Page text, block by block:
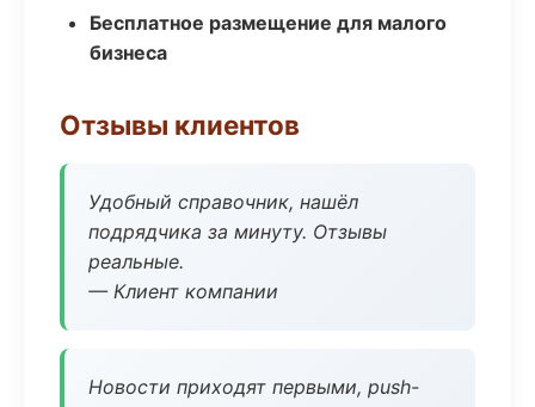
Бесплатное размещение для малого
бизнеса
Отзывы клиентов
Удобный справочник, нашёл
подрядчика за минуту. Отзывы
реальные.
— Клиент компании
Новости приходят первыми, push-